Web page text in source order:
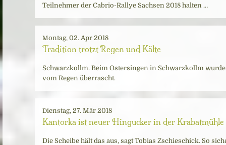
Teilnehmer der Cabrio-Rallye Sachsen 2018 halten …
Montag, 02. Apr 2018
Tradition trotzt Regen und Kälte
Schwarzkollm. Beim Ostersingen in Schwarzkollm
vom Regen überrascht.
Dienstag, 27. Mär 2018
Kantorka ist neuer Hingucker in der Krabatmühle
Die Scheibe hält das aus, sagt Tobias Zschieschick. So